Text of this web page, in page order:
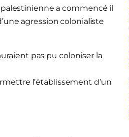
a commencé il
agression colonialiste
pas pu coloniser la
l’établissement d’un